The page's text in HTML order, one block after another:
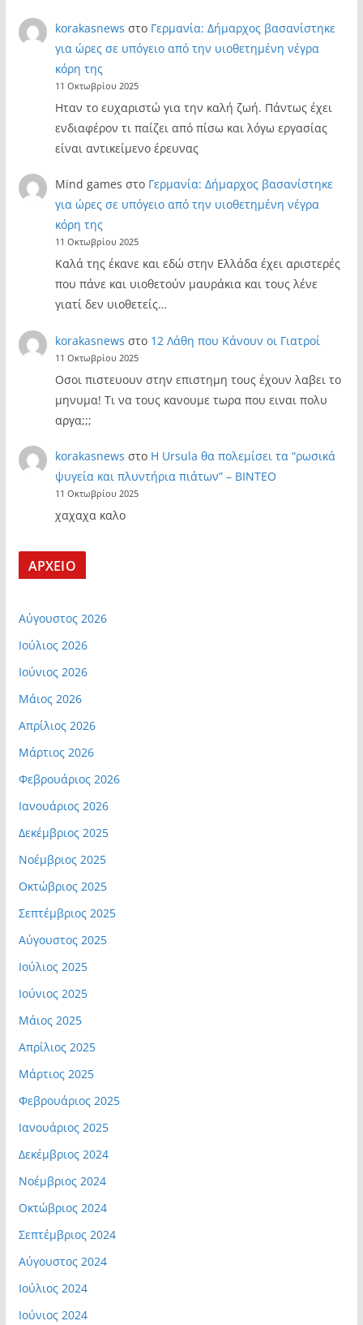
korakasnews στο Γερμανία: Δήμαρχος βασανίστηκε
για ώρες σε υπόγειο από την υιοθετημένη νέγρα
κόρη της
11 Οκτωβρίου 2025
Ηταν το ευχαριστώ για την καλή ζωή. Πάντως έχει
ενδιαφέρον τι παίζει από πίσω και λόγω εργασίας
είναι αντικείμενο έρευνας
Mind games στο Γερμανία: Δήμαρχος βασανίστηκε
για ώρες σε υπόγειο από την υιοθετημένη νέγρα
κόρη της
11 Οκτωβρίου 2025
Καλά της έκανε και εδώ στην Ελλάδα έχει αριστερές
που πάνε και υιοθετούν μαυράκια και τους λένε
γιατί δεν υιοθετείς…
korakasnews στο 12 Λάθη που Κάνουν οι Γιατροί
11 Οκτωβρίου 2025
Οσοι πιστευουν στην επιστημη τους έχουν λαβει το
μηνυμα! Τι να τους κανουμε τωρα που ειναι πολυ
αργα;;;
korakasnews στο Η Ursula θα πολεμίσει τα “ρωσικά
ψυγεία και πλυντήρια πιάτων” – ΒΙΝΤΕΟ
11 Οκτωβρίου 2025
χαχαχα καλο
ΑΡΧΕΙΟ
Αύγουστος 2026
Ιούλιος 2026
Ιούνιος 2026
Μάιος 2026
Απρίλιος 2026
Μάρτιος 2026
Φεβρουάριος 2026
Ιανουάριος 2026
Δεκέμβριος 2025
Νοέμβριος 2025
Οκτώβριος 2025
Σεπτέμβριος 2025
Αύγουστος 2025
Ιούλιος 2025
Ιούνιος 2025
Μάιος 2025
Απρίλιος 2025
Μάρτιος 2025
Φεβρουάριος 2025
Ιανουάριος 2025
Δεκέμβριος 2024
Νοέμβριος 2024
Οκτώβριος 2024
Σεπτέμβριος 2024
Αύγουστος 2024
Ιούλιος 2024
Ιούνιος 2024